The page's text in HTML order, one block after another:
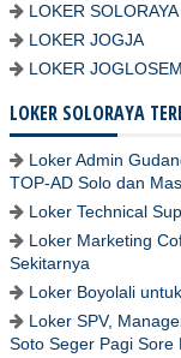
LOKER SOLORAYA
LOKER JOGJA
LOKER
LOKER SOLORAYA
Loker Admin
TOP-AD Solo dan
Loker Technical
Loker Marketing
Sekitarnya
Loker Boyolali
Loker SPV,
Soto Seger Pagi Sore